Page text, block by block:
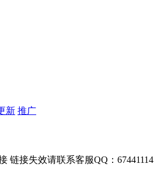
新 推广
链接失效请联系客服QQ：67441114